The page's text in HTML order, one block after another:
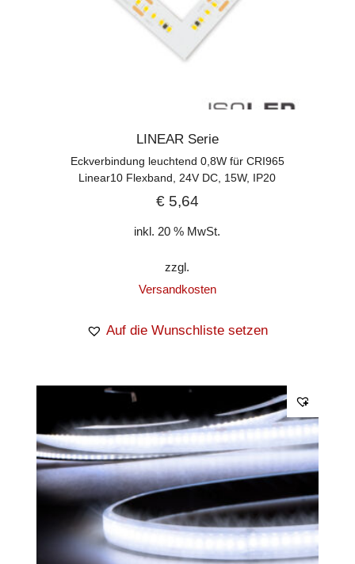
LINEAR Serie
Eckverbindung leuchtend 0,8W für CRI965
Linear10 Flexband, 24V DC, 15W, IP20
€5,64
inkl. 20 % MwSt.
zzgl.
Versandkosten
Auf die Wunschliste setzen